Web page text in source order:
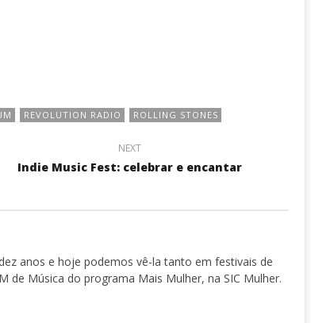
REVOLUTION RADIO ROLLING STONES
NEXT
Indie Music Fest: celebrar e encantar
anos e hoje podemos vê-la tanto em festivais de
de Música do programa Mais Mulher, na SIC Mulher.